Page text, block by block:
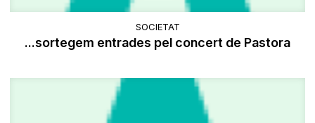
SOCIETAT
...sortegem entrades pel concert de Pastora